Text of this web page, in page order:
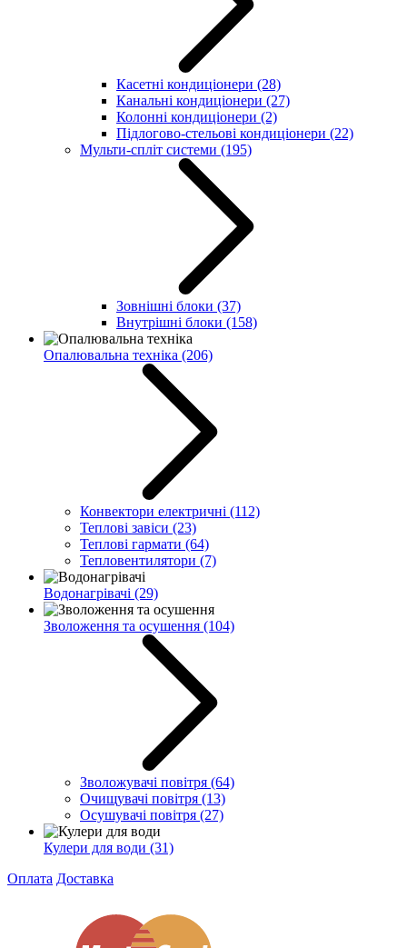
Касетні кондиціонери (28)
Канальні кондиціонери (27)
Колонні кондиціонери (2)
Підлогово-стельові кондиціонери (22)
Мульти-спліт системи (195)
Зовнішні блоки (37)
Внутрішні блоки (158)
Опалювальна техніка (206)
Конвектори електричні (112)
Теплові завіси (23)
Теплові гармати (64)
Тепловентилятори (7)
Водонагрівачі (29)
Зволоження та осушення (104)
Зволожувачі повітря (64)
Очищувачі повітря (13)
Осушувачі повітря (27)
Кулери для води (31)
Оплата Доставка